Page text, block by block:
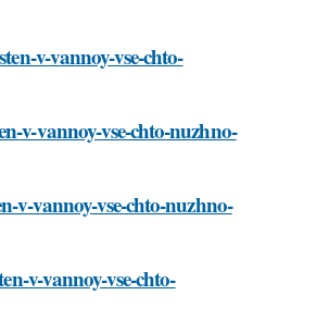
v-vannoy-vse-chto-
v-vannoy-vse-chto-nuzhno-
v-vannoy-vse-chto-nuzhno-
v-vannoy-vse-chto-